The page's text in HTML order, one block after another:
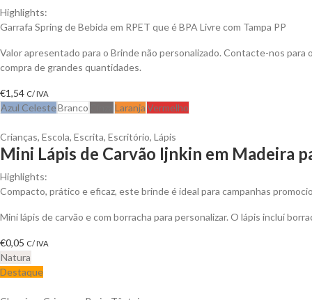
Highlights:
Garrafa Spring de Bebida em RPET que é BPA Livre com Tampa PP
Valor apresentado para o Brinde não personalizado. Contacte-nos para
compra de grandes quantidades.
€1,54 C/ IVA
Azul CelesteBranco LaranjaVermelho
Crianças, Escola, Escrita, Escritório, Lápis
Mini Lápis de Carvão Ijnkin em Madeira
Highlights:
Compacto, prático e eficaz, este brinde é ideal para campanhas
Mini lápis de carvão e com borracha para personalizar. O lápis incluí
€0,05 C/ IVA
Natura
Destaque